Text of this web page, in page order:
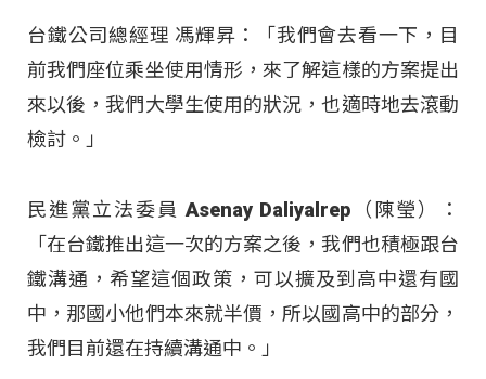
台鐵公司總經理 馮輝昇：「我們會去看一下，目
前我們座位乘坐使用情形，來了解這樣的方案提出
來以後，我們大學生使用的狀況，也適時地去滾動
檢討。」
民進黨立法委員 Asenay Daliyalrep（陳瑩）：
「在台鐵推出這一次的方案之後，我們也積極跟台
鐵溝通，希望這個政策，可以擴及到高中還有國
中，那國小他們本來就半價，所以國高中的部分，
我們目前還在持續溝通中。」